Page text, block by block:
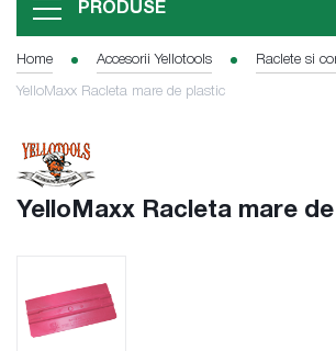
PRODUSE
Home Accesorii Yellotools Raclete si
YelloMaxx Racleta mare de plastic
YelloMaxx Racleta mare